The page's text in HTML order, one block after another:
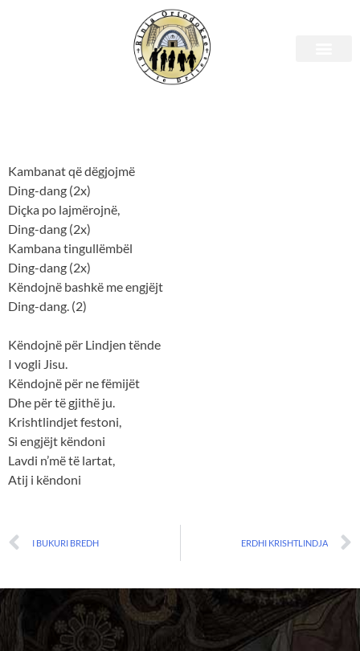
KAMBANA QË KËNDON
Kambanat që dëgjojmë
Ding-dang (2x)
Diçka po lajmërojnë,
Ding-dang (2x)
Kambana tingullëmbël
Ding-dang (2x)
Këndojnë bashkë me engjëjt
Ding-dang. (2)
Këndojnë për Lindjen tënde
I vogli Jisu.
Këndojnë për ne fëmijët
Dhe për të gjithë ju.
Krishtlindjet festoni,
Si engjëjt këndoni
Lavdi n’më të lartat,
Atij i këndoni
I BUKURI BREDH ERDHI KRISHTLINDJA